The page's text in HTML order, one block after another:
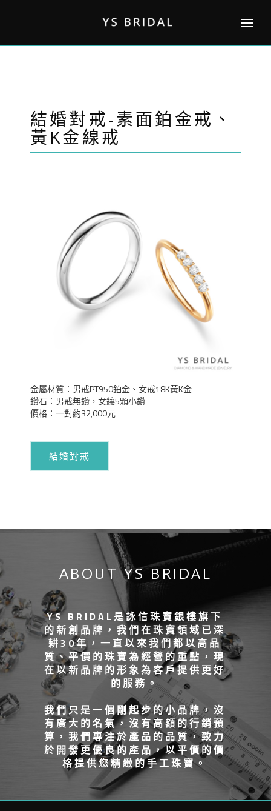
結婚對戒-素面鉑金戒、
黃K金線戒
金屬材質：男戒PT950鉑金、女戒18K黃K金
鑽石：男戒無鑽，女鑲5顆小鑽
價格：一對約32,000元
結婚對戒
ABOUT YS BRIDAL
YS BRIDAL是詠信珠寶銀樓旗下
的新創品牌，我們在珠寶領域已深
耕30年，一直以來我們都以高品
質、平價的珠寶為經營的重點，現
在以新品牌的形象為客戶提供更好
的服務。
我們只是一個剛起步的小品牌，沒
有廣大的名氣，沒有高額的行銷預
算，我們專注於產品的品質，致力
於開發更優良的產品，以平價的價
格提供您精緻的手工珠寶。